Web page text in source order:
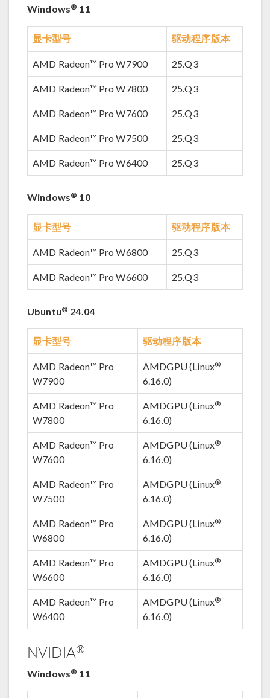
Windows® 11
显卡型号 驱动程序版本
AMD Radeon™ Pro W7900 25.Q3
AMD Radeon™ Pro W7800 25.Q3
AMD Radeon™ Pro W7600 25.Q3
AMD Radeon™ Pro W7500 25.Q3
AMD Radeon™ Pro W6400 25.Q3
Windows® 10
显卡型号 驱动程序版本
AMD Radeon™ Pro W6800 25.Q3
AMD Radeon™ Pro W6600 25.Q3
Ubuntu® 24.04
显卡型号 驱动程序版本
AMD Radeon™ Pro
W7900
AMDGPU (Linux®
6.16.0)
AMD Radeon™ Pro
W7800
AMDGPU (Linux®
6.16.0)
AMD Radeon™ Pro
W7600
AMDGPU (Linux®
6.16.0)
AMD Radeon™ Pro
W7500
AMDGPU (Linux®
6.16.0)
AMD Radeon™ Pro
W6800
AMDGPU (Linux®
6.16.0)
AMD Radeon™ Pro
W6600
AMDGPU (Linux®
6.16.0)
AMD Radeon™ Pro
W6400
AMDGPU (Linux®
6.16.0)
NVIDIA®
Windows® 11